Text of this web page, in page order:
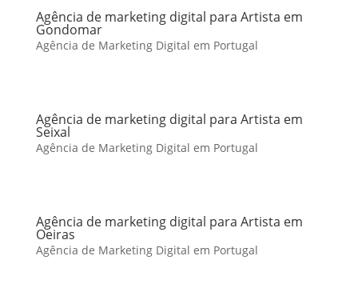
Agência de marketing digital para Artista em
Gondomar
Agência de Marketing Digital em Portugal
Agência de marketing digital para Artista em
Seixal
Agência de Marketing Digital em Portugal
Agência de marketing digital para Artista em
Oeiras
Agência de Marketing Digital em Portugal